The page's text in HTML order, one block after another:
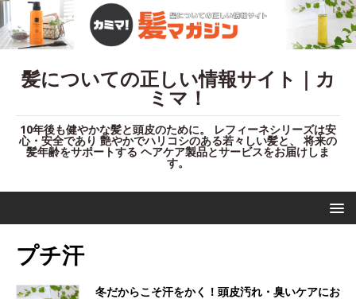
髪についての正しい情報サイト｜カ
ミマ！
10年後も健やかな髪と頭皮のために。 レフィーネシリーズは安
心・安全であり 艶やかでハリコシのある若々しい髪と、 将来の
髪年齢をサポートする ヘアケア製品とサービスをお届けしま
す。
プチ汗
冬だからこそ汗をかく！頭皮汚れ・臭いケアにお